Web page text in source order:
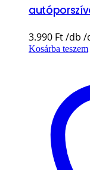
3.990 Ft
Kosárba teszem